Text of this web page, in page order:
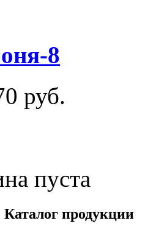
8
руб.
пуста
Каталог продукции